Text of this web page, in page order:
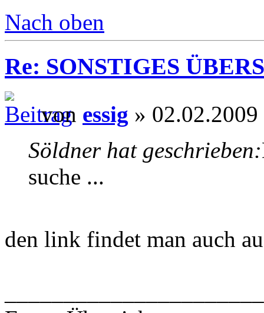
Nach oben
Re: SONSTIGES
von essig »
Söldner hat geschrieben:
suche ...
den link findet man auch